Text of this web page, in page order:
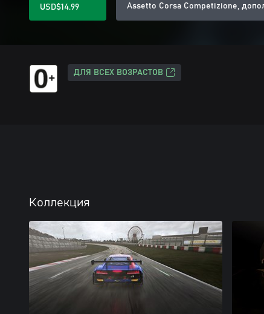
USD$14.99
Assetto Corsa Competizione,
ДЛЯ ВСЕХ ВОЗРАСТОВ
Коллекция